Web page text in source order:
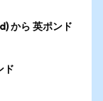
から 英ポンド
ド